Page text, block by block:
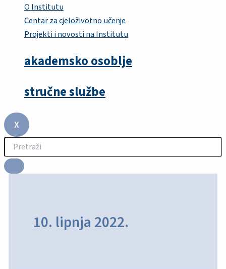
O Institutu
Centar za cjeloživotno učenje
Projekti i novosti na Institutu
akademsko osoblje
stručne službe
X
10. lipnja 2022.